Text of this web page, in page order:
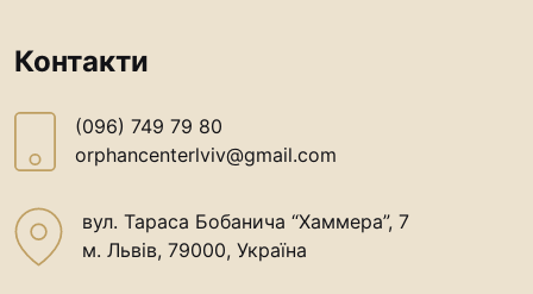
Контакти
(096) 749 79 80
orphancenterlviv@gmail.com
вул. Тараса Бобанича “Хаммера”, 7
м. Львів, 79000, Україна